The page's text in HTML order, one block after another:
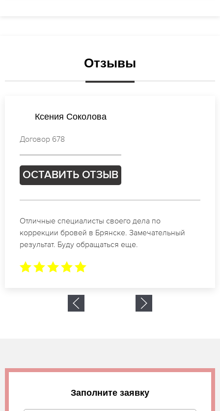
Отзывы
Екатерина Иванова
Договор 054
ОСТАВИТЬ ОТЗЫВ
Спасибо огромное. Заказывала татуаж на свадьбу
в Брянске. За 2 часа все было сделано.
Заполните заявку